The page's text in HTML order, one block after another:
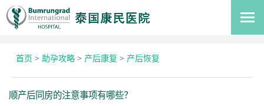
首页 > 助孕攻略 > 产后康复 > 产后恢复
顺产后同房的注意事项有哪些？